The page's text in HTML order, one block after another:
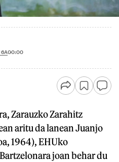
6A00:00
Zarauzko Zarahitz
aritu da lanean Juanjo
1964), EHUko
joan behar du